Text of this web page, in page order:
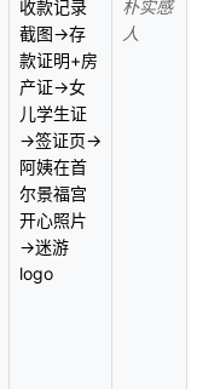
收款记录
截图→存
款证明+房
产证→女
儿学生证
→签证页→
阿姨在首
尔景福宫
开心照片
→迷游
logo
朴实感
人